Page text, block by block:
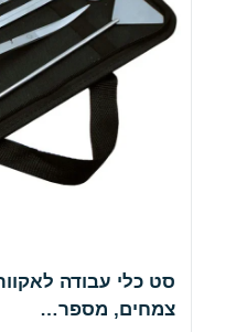
סט כלי עבודה
צמחים, מספר…